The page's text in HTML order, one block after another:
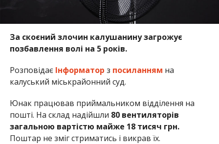
За скоєний злочин калушанину загрожує
позбавлення волі на 5 років.
Розповідає Інформатор з посиланням на
калуський міськрайонний суд.
Юнак працював приймальником відділення на
пошті. На склад надійшли 80 вентиляторів
загальною вартістю майже 18 тисяч грн.
Поштар не зміг стриматись і викрав їх.